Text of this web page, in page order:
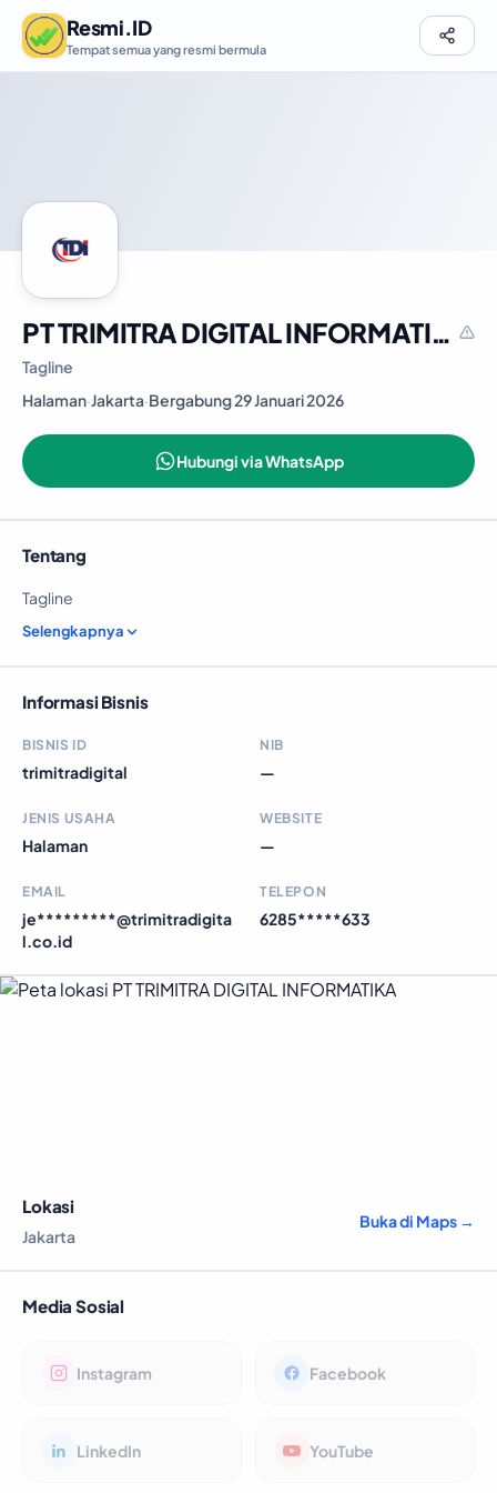
Resmi.ID
Tempat semua yang resmi bermula
PT TRIMITRA DIGITAL INFORMATIKA
Tagline
Halaman·Jakarta·Bergabung 29 Januari 2026
Hubungi via WhatsApp
Tentang
Tagline
Selengkapnya
Informasi Bisnis
BISNIS ID
trimitradigital
NIB
—
JENIS USAHA
Halaman
WEBSITE
—
EMAIL
je*********@trimitradigita
l.co.id
TELEPON
6285*****633
Lokasi
Jakarta
Buka di Maps →
Media Sosial
Instagram Facebook
LinkedIn YouTube